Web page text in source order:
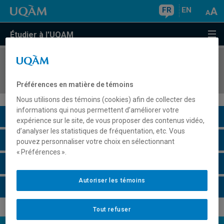
FR EN
Étudier à l'UQAM
COURS//
Description du cours
Horaire - Été 2026
Préférences en matière de témoins
Nous utilisons des témoins (cookies) afin de collecter des
informations qui nous permettent d’améliorer votre
expérience sur le site, de vous proposer des contenus vidéo,
d’analyser les statistiques de fréquentation, etc. Vous
pouvez personnaliser votre choix en sélectionnant
« Préférences ».
Tout refuser
Autoriser les témoins